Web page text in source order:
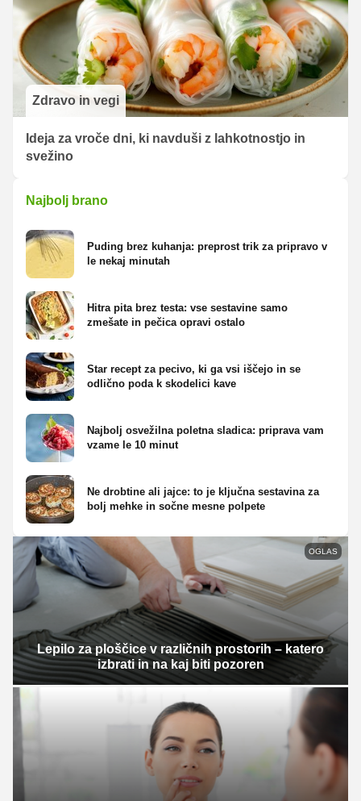
Zdravo in vegi
Ideja za vroče dni, ki navduši z lahkotnostjo in
svežino
Najbolj brano
Puding brez kuhanja: preprost trik za pripravo v
le nekaj minutah
Hitra pita brez testa: vse sestavine samo
zmešate in pečica opravi ostalo
Star recept za pecivo, ki ga vsi iščejo in se
odlično poda k skodelici kave
Najbolj osvežilna poletna sladica: priprava vam
vzame le 10 minut
Ne drobtine ali jajce: to je ključna sestavina za
bolj mehke in sočne mesne polpete
OGLAS
Lepilo za ploščice v različnih prostorih – katero
izbrati in na kaj biti pozoren